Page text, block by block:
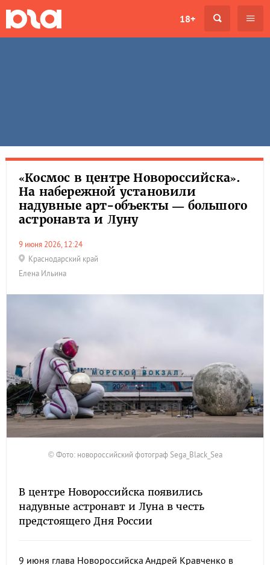
18+
«Космос в центре Новороссийска».
На набережной установили
надувные арт-объекты — большого
астронавта и Луну
9 июня 2026, 12:24
Краснодарский край
Елена Ильина
© Фото: новороссийский фотограф Sega_Black_Sea
В центре Новороссийска появились
надувные астронавт и Луна в честь
предстоящего Дня России
9 июня глава Новороссийска Андрей Кравченко в